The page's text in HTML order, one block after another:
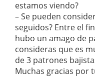
estamos viendo?
– Se pueden
seguidos? Entre el
hubo un amago de
consideras que es
de 3 patrones
Muchas gracias por